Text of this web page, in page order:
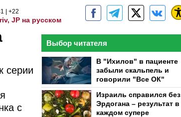
+22
JP на русском
серии
с
Выбор читателя
В "Ихилов" в пациенте
забыли скальпель и
говорили "Все ОК"
Израиль справился без
Эрдогана – результат в
каждом супере